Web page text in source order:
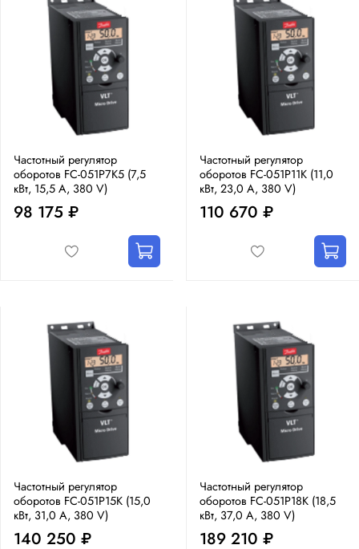
Частотный регулятор
оборотов FC-051P7K5 (7,5
кВт, 15,5 А, 380 V)
98 175 ₽
Частотный регулятор
оборотов FC-051P11K (11,0
кВт, 23,0 А, 380 V)
110 670 ₽
Частотный регулятор
оборотов FC-051P15K (15,0
кВт, 31,0 А, 380 V)
140 250 ₽
Частотный регулятор
оборотов FC-051P18K (18,5
кВт, 37,0 А, 380 V)
189 210 ₽